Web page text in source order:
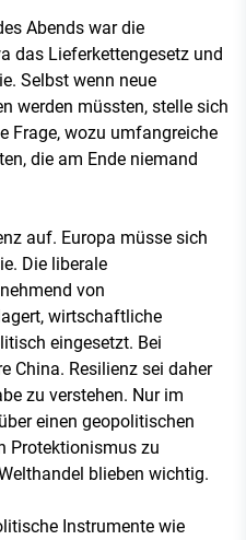
Abends war die
das Lieferkettengesetz und
Selbst wenn neue
werden müssten, stelle sich
Frage, wozu umfangreiche
die am Ende niemand
auf. Europa müsse sich
Die liberale
von
wirtschaftliche
eingesetzt. Bei
China. Resilienz sei daher
zu verstehen. Nur im
einen geopolitischen
Protektionismus zu
blieben wichtig.
Instrumente wie